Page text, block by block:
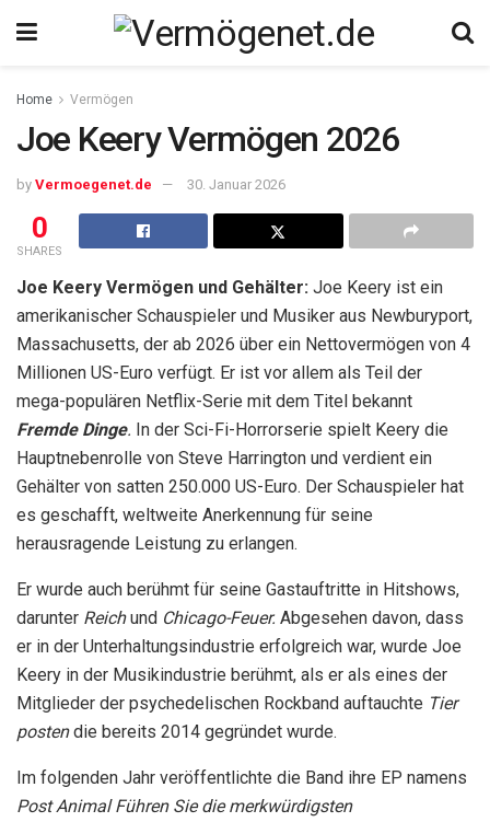
Home Vermögen
Joe Keery Vermögen 2026
by Vermoegenet.de 30. Januar 2026
0
SHARES
Joe Keery Vermögen und Gehälter: Joe Keery ist ein
amerikanischer Schauspieler und Musiker aus Newburyport,
Massachusetts, der ab 2026 über ein Nettovermögen von 4
Millionen US-Euro verfügt. Er ist vor allem als Teil der
mega-populären Netflix-Serie mit dem Titel bekannt
Fremde Dinge. In der Sci-Fi-Horrorserie spielt Keery die
Hauptnebenrolle von Steve Harrington und verdient ein
Gehälter von satten 250.000 US-Euro. Der Schauspieler hat
es geschafft, weltweite Anerkennung für seine
herausragende Leistung zu erlangen.
Er wurde auch berühmt für seine Gastauftritte in Hitshows,
darunter Reichund Chicago-Feuer. Abgesehen davon, dass
er in der Unterhaltungsindustrie erfolgreich war, wurde Joe
Keery in der Musikindustrie berühmt, als er als eines der
Mitglieder der psychedelischen Rockband auftauchte Tier
postendie bereits 2014 gegründet wurde.
Im folgenden Jahr veröffentlichte die Band ihre EP namens
Post Animal Führen Sie die merkwürdigsten